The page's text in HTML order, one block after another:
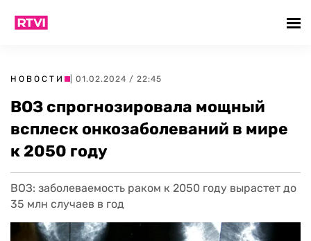
НОВОСТИ | 01.02.2024 / 22:45
ВОЗ спрогнозировала мощный
всплеск онкозаболеваний в мире
к 2050 году
ВОЗ: заболеваемость раком к 2050 году вырастет до
35 млн случаев в год